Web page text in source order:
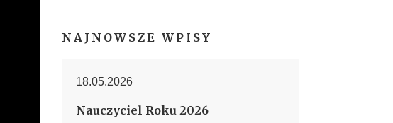
NAJNOWSZE WPISY
18.05.2026
Nauczyciel Roku 2026